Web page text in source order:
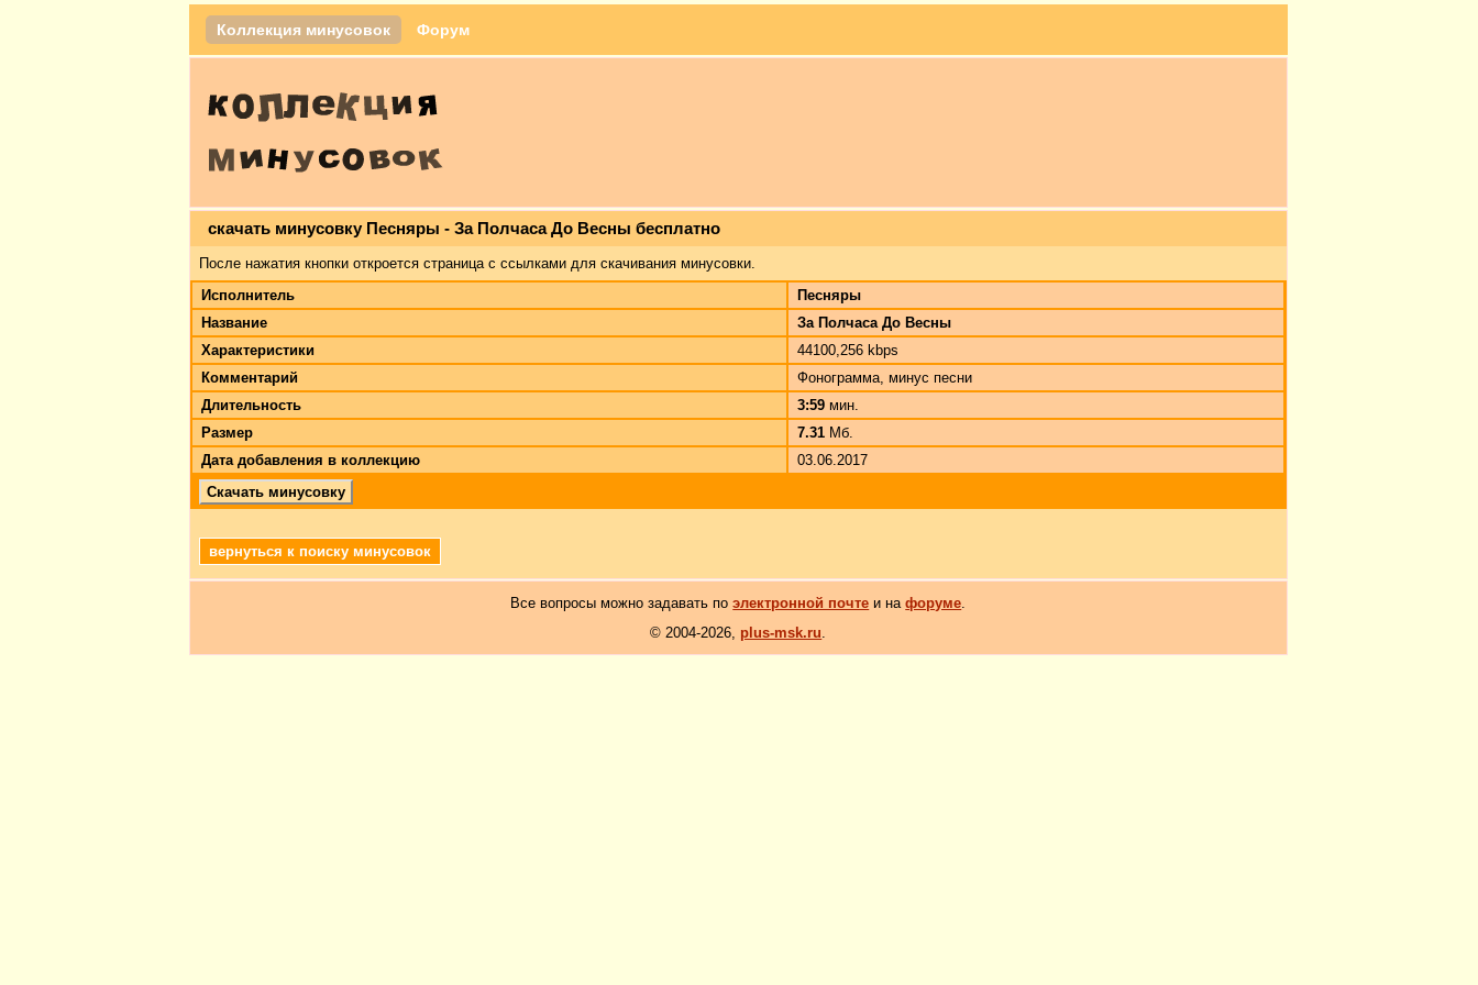
Коллекция минусовок Форум
скачать минусовку Песняры - За Полчаса До Весны бесплатно
После нажатия кнопки откроется страница с ссылками для скачивания минусовки.
Исполнитель
Песняры
Название
За Полчаса До Весны
Характеристики
44100,256 kbps
Комментарий
Фонограмма, минус песни
Длительность
3:59 мин.
Размер
7.31 Мб.
Дата добавления в коллекцию
03.06.2017
Скачать минусовку
вернуться к поиску минусовок
Все вопросы можно задавать поэлектронной почте и нафоруме.
© 2004-2026, plus-msk.ru.